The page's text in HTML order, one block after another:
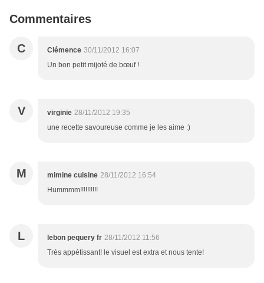
Commentaires
C Clémence 30/11/2012 16:07
Un bon petit mijoté de bœuf !
V virginie 28/11/2012 19:35
une recette savoureuse comme je les aime :)
M mimine cuisine 28/11/2012 16:54
Hummmm!!!!!!!!!!
L lebon pequery fr 28/11/2012 11:56
Très appétissant! le visuel est extra et nous tente!